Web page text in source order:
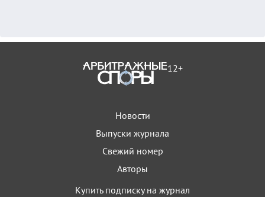
12+
Новости
Выпуски журнала
Свежий номер
Авторы
Купить подписку на журнал